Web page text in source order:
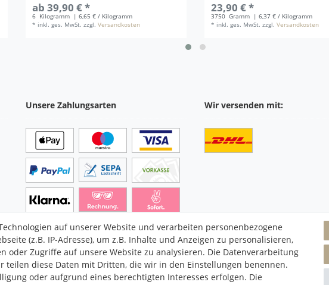
ab 39,90 € *
6 Kilogramm
| 6,65 € / Kilogramm
* inkl. ges. MwSt. zzgl.Versandkosten
23,90 € *
3750 Gramm
| 6,37 € / Kilogramm
* inkl. ges. MwSt. zzgl.Versandkosten
Unsere Zahlungsarten Wir versenden mit:
auf unserer Website und verarbeiten personenbezogene
(z.B. IP-Adresse), um z.B. Inhalte und Anzeigen zu personalisieren,
oder Zugriffe auf unsere Website zu analysieren. Die Datenverarbeitung
teilen diese Daten mit Dritten, die wir in den Einstellungen benennen.
oder aufgrund eines berechtigten Interesses erfolgen. Die